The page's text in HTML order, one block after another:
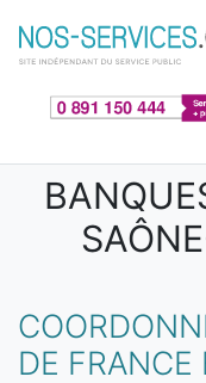
Aller au contenu
DE FRANCE